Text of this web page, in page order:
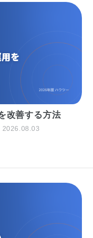
改善する方法
2026.08.03